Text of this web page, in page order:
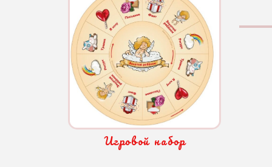
Игровой набор